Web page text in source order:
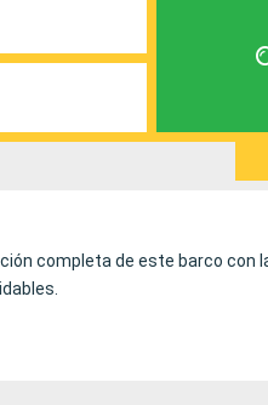
completa de este barco con